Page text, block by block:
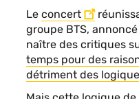
Le concert
groupe BTS,
naître des critiques
temps pour des
détriment des